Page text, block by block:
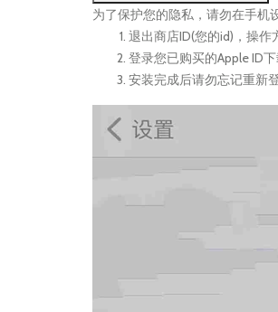
为了保护您的隐私，请勿在手机
退出商店ID(您的id)，操作
登录您已购买的Apple ID
安装完成后请勿忘记重新